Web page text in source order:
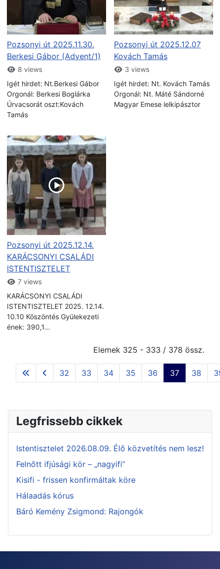
Pozsonyi út 2025.11.30.
Berkesi Gábor (Advent/1)
8 views
Igét hirdet: Nt.Berkesi Gábor
Orgonál: Berkesi Boglárka
Úrvacsorát oszt:Kovách
Tamás
Pozsonyi út 2025.12.07
Kovách Tamás
3 views
Igét hirdet: Nt. Kovách Tamás
Orgonál: Nt. Máté Sándorné
Magyar Emese lelkipásztor
Pozsonyi út 2025.12.14.
KARÁCSONYI CSALÁDI
ISTENTISZTELET
7 views
KARÁCSONYI CSALÁDI
ISTENTISZTELET 2025. 12.14.
10.10 Köszöntés Gyülekezeti
ének: 390,1...
Elemek 325 - 333 / 378 össz.
32 33 34 35 36 37 38
Legfrissebb cikkek
Istentisztelet 2026.08.09. Élő közvetítés nem lesz!
Felnőtt ifjúsági kör – „nagyifi”
Kisifi - frissen konfirmáltak köre
Hálaadás kórus
Báró Kemény Zsigmond: Rajongók